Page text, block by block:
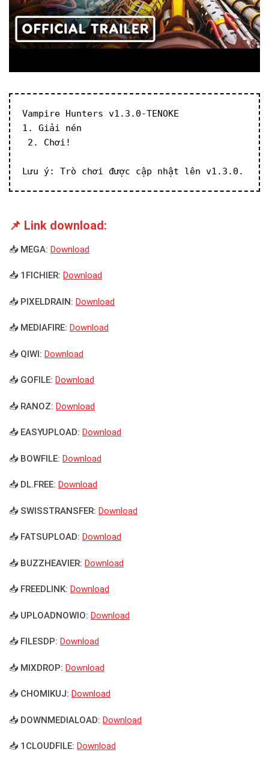
Vampire Hunters v1.3.0-TENOKE
1. Giải nén
2. Chơi!
Lưu ý: Trò chơi được cập nhật lên v1.3.0.
📌 Link download:
📥 MEGA: Download
📥 1FICHIER: Download
📥 PIXELDRAIN: Download
📥 MEDIAFIRE: Download
📥 QIWI: Download
📥 GOFILE: Download
📥 RANOZ: Download
📥 EASYUPLOAD: Download
📥 BOWFILE: Download
📥 DL.FREE: Download
📥 SWISSTRANSFER: Download
📥 FATSUPLOAD: Download
📥 BUZZHEAVIER: Download
📥 FREEDLINK: Download
📥 UPLOADNOWIO: Download
📥 FILESDP: Download
📥 MIXDROP: Download
📥 CHOMIKUJ: Download
📥 DOWNMEDIALOAD: Download
📥 1CLOUDFILE: Download